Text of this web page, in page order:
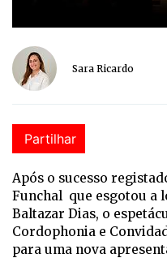
Sara Ricardo
Partilhar
Após o sucesso
Funchal que esgotou a
Baltazar Dias, o
Cordophonia e
para uma nova